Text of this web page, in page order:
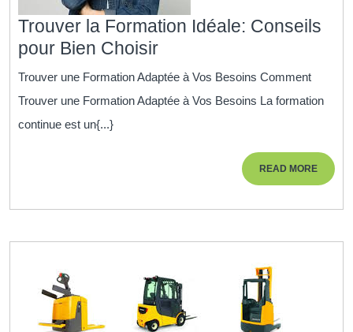
Trouver la Formation Idéale: Conseils
pour Bien ChoisirTrouver
la
Formation
Idéale:
Trouver une Formation Adaptée à Vos Besoins Comment
Trouver une Formation Adaptée à Vos Besoins La formation
continue est un{...}
READ MOREREAD
MORE